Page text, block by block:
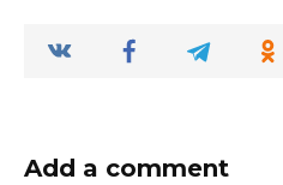
Add a comment